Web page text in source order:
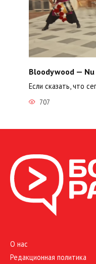
Bloodywood —
Если сказать, что
707
О нас
Редакционная политика